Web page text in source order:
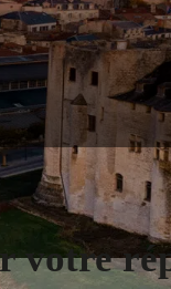
votre